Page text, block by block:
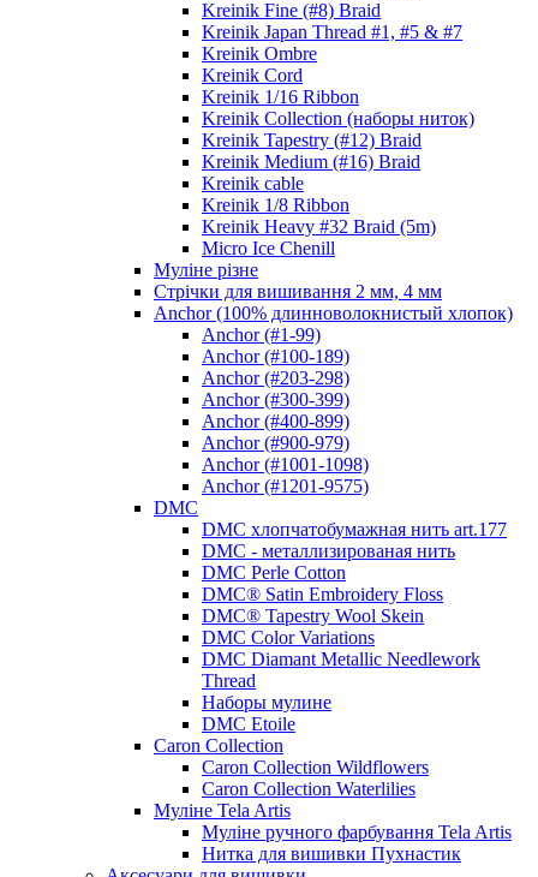
Kreinik Fine (#8) Braid
Kreinik Japan Thread #1, #5 & #7
Kreinik Ombre
Kreinik Cord
Kreinik 1/16 Ribbon
Kreinik Collection (наборы ниток)
Kreinik Tapestry (#12) Braid
Kreinik Medium (#16) Braid
Kreinik cable
Kreinik 1/8 Ribbon
Kreinik Heavy #32 Braid (5m)
Micro Ice Chenill
Муліне різне
Стрічки для вишивання 2 мм, 4 мм
Anchor (100% длинноволокнистый хлопок)
Anchor (#1-99)
Anchor (#100-189)
Anchor (#203-298)
Anchor (#300-399)
Anchor (#400-899)
Anchor (#900-979)
Anchor (#1001-1098)
Anchor (#1201-9575)
DMC
DMC хлопчатобумажная нить art.177
DMC - металлизированая нить
DMC Perle Cotton
DMC® Satin Embroidery Floss
DMC® Tapestry Wool Skein
DMC Color Variations
DMC Diamant Metallic Needlework
Thread
Наборы мулине
DMC Etoile
Caron Collection
Caron Collection Wildflowers
Caron Collection Waterlilies
Муліне Tela Artis
Муліне ручного фарбування Tela Artis
Нитка для вишивки Пухнастик